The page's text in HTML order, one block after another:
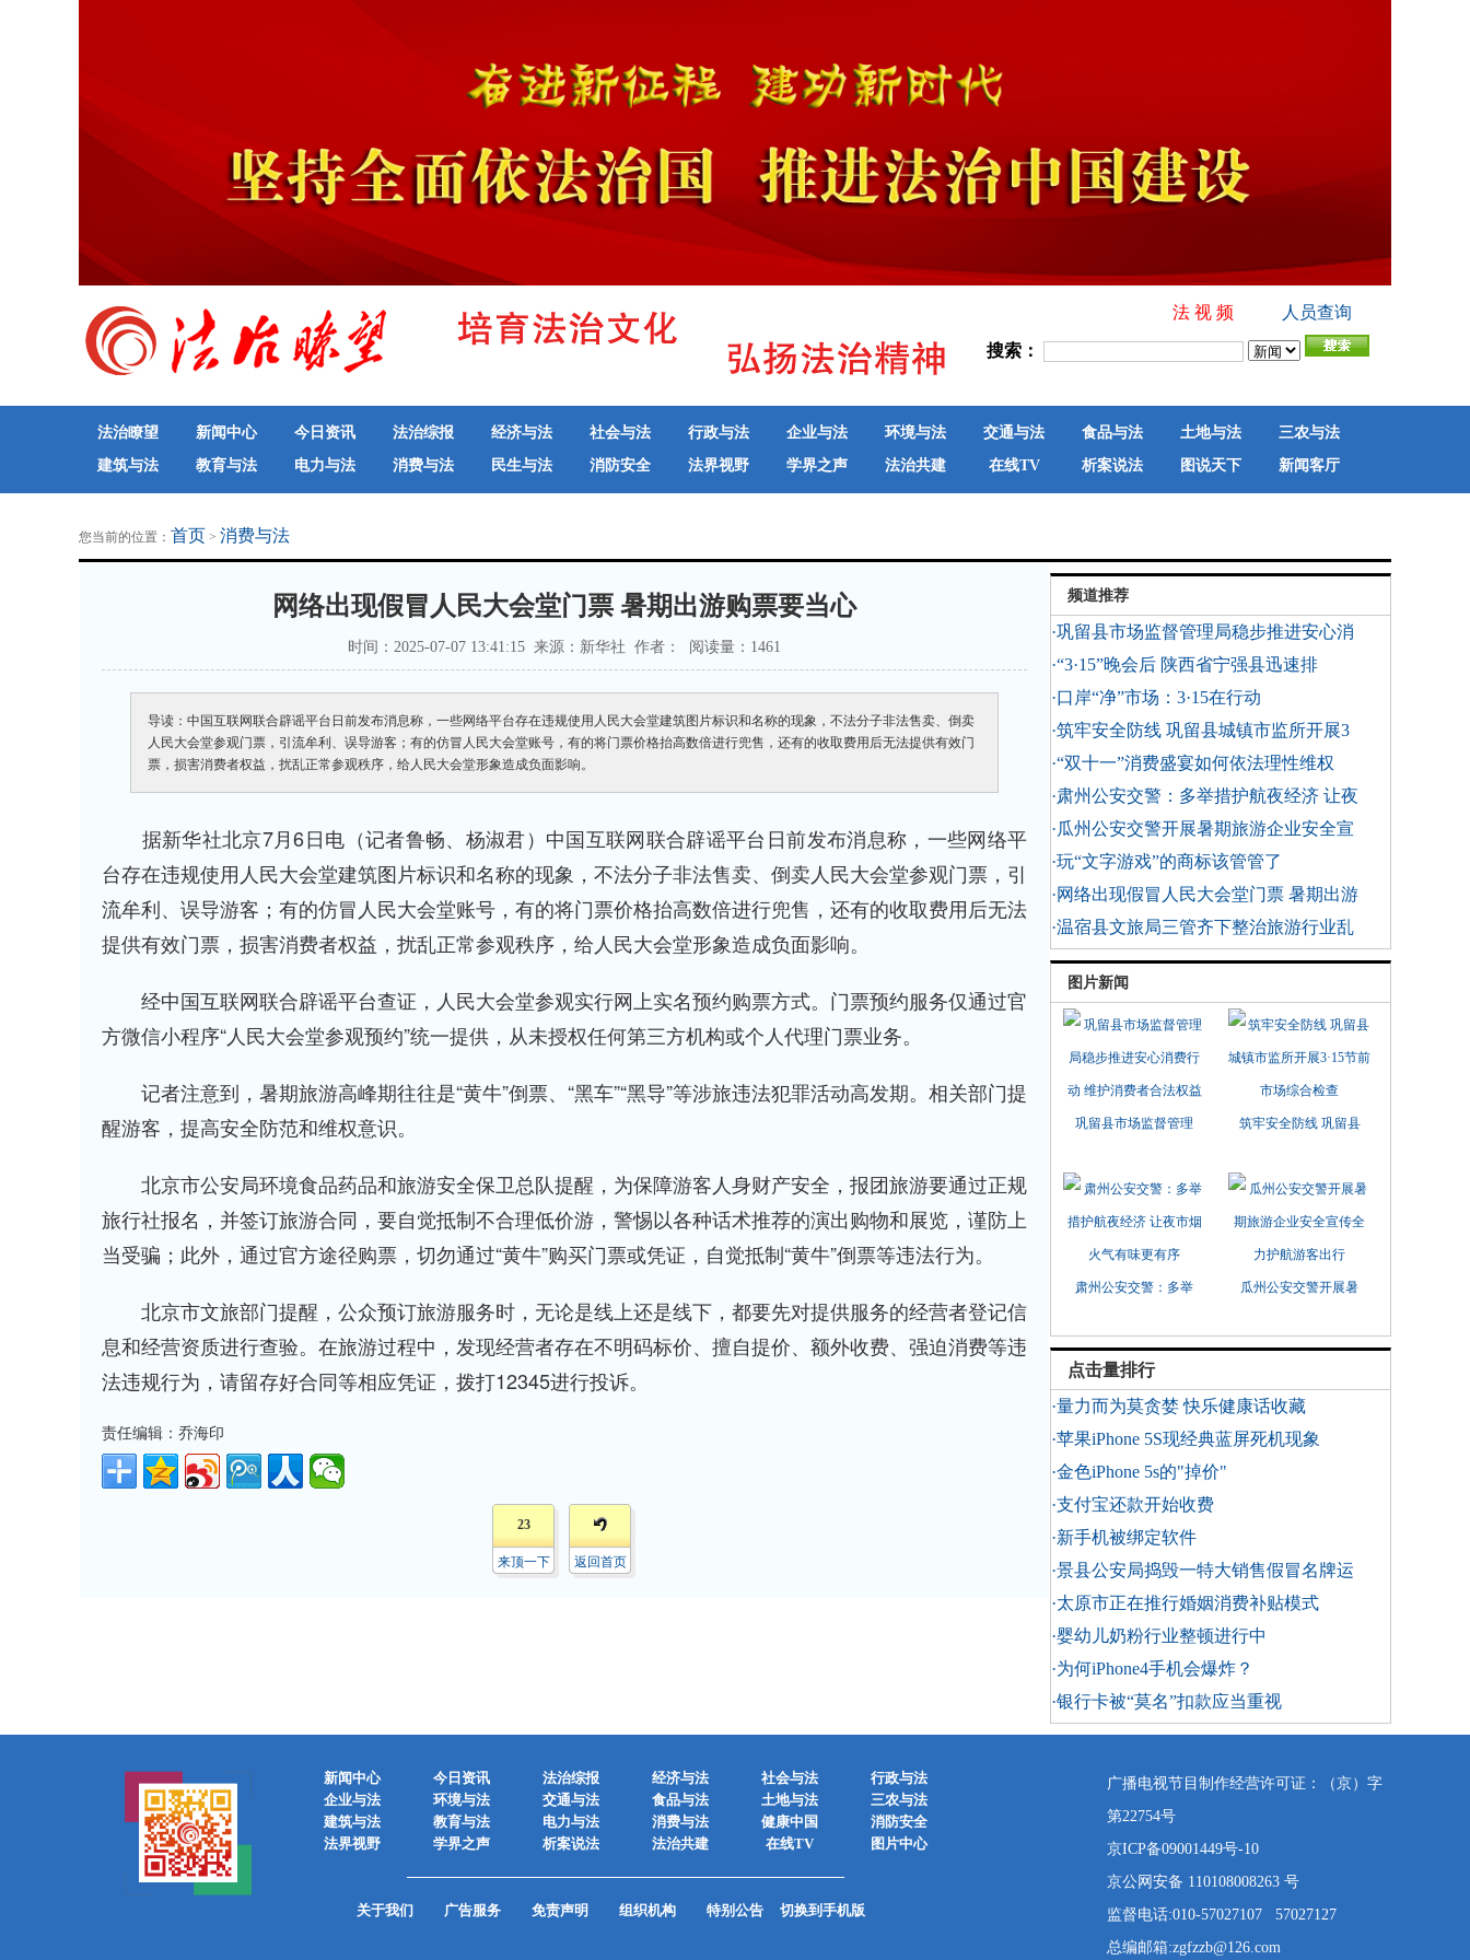
人员查询
法 视 频
搜索：
法治瞭望 新闻中心 今日资讯 法治综报 经济与法 社会与法 行政与法 企业与法 环境与法 交通与法 食品与法 土地与法
三农与法
建筑与法
教育与法 电力与法 消费与法 民生与法 消防安全 法界视野 学界之声 法治共建 在线TV 析案说法 图说天下
新闻客厅
地方法治联播
律师律所
您当前的位置： 首页 > 消费与法
网络出现假冒人民大会堂门票 暑期出游购票要当心
时间：2025-07-07 13:41:15 来源：新华社 作者： 阅读量：1461
导读：中国互联网联合辟谣平台日前发布消息称，一些网络平台存在违规使用人民大会堂建筑图片标识和名称的现象，不法分子非法售卖、倒卖
人民大会堂参观门票，引流牟利、误导游客；有的仿冒人民大会堂账号，有的将门票价格抬高数倍进行兜售，还有的收取费用后无法提供有效门
票，损害消费者权益，扰乱正常参观秩序，给人民大会堂形象造成负面影响。
据新华社北京7月6日电（记者鲁畅、杨淑君）中国互联网联合辟谣平台日前发布消息称，一些网络平
台存在违规使用人民大会堂建筑图片标识和名称的现象，不法分子非法售卖、倒卖人民大会堂参观门票，引
流牟利、误导游客；有的仿冒人民大会堂账号，有的将门票价格抬高数倍进行兜售，还有的收取费用后无法
提供有效门票，损害消费者权益，扰乱正常参观秩序，给人民大会堂形象造成负面影响。
经中国互联网联合辟谣平台查证，人民大会堂参观实行网上实名预约购票方式。门票预约服务仅通过官
方微信小程序“人民大会堂参观预约”统一提供，从未授权任何第三方机构或个人代理门票业务。
记者注意到，暑期旅游高峰期往往是“黄牛”倒票、“黑车”“黑导”等涉旅违法犯罪活动高发期。相关部门提
醒游客，提高安全防范和维权意识。
北京市公安局环境食品药品和旅游安全保卫总队提醒，为保障游客人身财产安全，报团旅游要通过正规
旅行社报名，并签订旅游合同，要自觉抵制不合理低价游，警惕以各种话术推荐的演出购物和展览，谨防上
当受骗；此外，通过官方途径购票，切勿通过“黄牛”购买门票或凭证，自觉抵制“黄牛”倒票等违法行为。
北京市文旅部门提醒，公众预订旅游服务时，无论是线上还是线下，都要先对提供服务的经营者登记信
息和经营资质进行查验。在旅游过程中，发现经营者存在不明码标价、擅自提价、额外收费、强迫消费等违
法违规行为，请留存好合同等相应凭证，拨打12345进行投诉。
责任编辑：乔海印
23
来顶一下 返回首页
频道推荐
·巩留县市场监督管理局稳步推进安心消
·“3·15”晚会后 陕西省宁强县迅速排
·口岸“净”市场：3·15在行动
·筑牢安全防线 巩留县城镇市监所开展3
·“双十一”消费盛宴如何依法理性维权
·肃州公安交警：多举措护航夜经济 让夜
·瓜州公安交警开展暑期旅游企业安全宣
·玩“文字游戏”的商标该管管了
·网络出现假冒人民大会堂门票 暑期出游
·温宿县文旅局三管齐下整治旅游行业乱
图片新闻
巩留县市场监督管理 筑牢安全防线 巩留县
肃州公安交警：多举 瓜州公安交警开展暑
点击量排行
·量力而为莫贪婪 快乐健康话收藏
·苹果iPhone 5S现经典蓝屏死机现象
·金色iPhone 5s的"掉价"
·支付宝还款开始收费
·新手机被绑定软件
·景县公安局捣毁一特大销售假冒名牌运
·太原市正在推行婚姻消费补贴模式
·婴幼儿奶粉行业整顿进行中
·为何iPhone4手机会爆炸？
·银行卡被“莫名”扣款应当重视
新闻中心 今日资讯 法治综报 经济与法 社会与法
行政与法
企业与法
环境与法 交通与法 食品与法 土地与法
三农与法
建筑与法
教育与法 电力与法 消费与法 健康中国
消防安全
法界视野
学界之声 析案说法 法治共建 在线TV 图片中心
关于我们 广告服务 免责声明 组织机构 特别公告 切换到手机版
广播电视节目制作经营许可证：（京）字
第22754号
京ICP备09001449号-10
京公网安备 110108008263 号
监督电话:010-57027107 57027127
总编邮箱:zgfzzb@126.com